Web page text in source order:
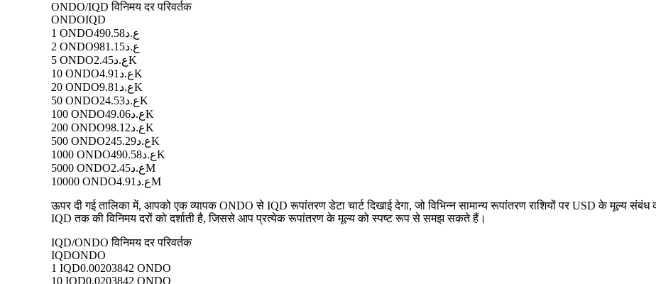
ONDO/IQD विनिमय दर परिवर्तक
ONDOIQD
1 ONDO
ع.د490.58
2 ONDO
ع.د981.15
5 ONDO
ع.د2.45K
10 ONDO
ع.د4.91K
20 ONDO
ع.د9.81K
50 ONDO
ع.د24.53K
100 ONDO
ع.د49.06K
200 ONDO
ع.د98.12K
500 ONDO
ع.د245.29K
1000 ONDO
ع.د490.58K
5000 ONDO
ع.د2.45M
10000 ONDO
ع.د4.91M
ऊपर दी गई तालिका में, आपको एक व्यापक ONDO से IQD रूपांतरण डेटा चार्ट दिखाई देगा, जो विभिन्न सामान्य रूपांतरण राशियों पर USD के मूल्य
IQD तक की विनिमय दरों को दर्शाती है, जिससे आप प्रत्येक रूपांतरण के मूल्य को स्पष्ट रूप से समझ सकते हैं।
IQD/ONDO विनिमय दर परिवर्तक
IQDONDO
1 IQD0.00203842 ONDO
10 IQD0.0203842 ONDO